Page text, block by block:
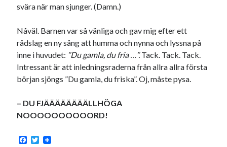
Julkalenderfacit
julkalendern 2021 Julkalendern 2024 konst
kåseri lifvet Lund mat minne
minnen mode musik
nostalgi ord radio recept
reklam resa sekrutt
Stockholm
svära när man sjunger. (Damn.)
Nåväl. Barnen var så vänliga och gav mig efter ett
rådslag en ny sång att humma och nynna och lyssna på
inne i huvudet: ”Du gamla, du fria …”.Tack. Tack. Tack.
Intressant är att inledningsraderna från allra allra första
början sjöngs ”Du gamla, du friska”. Oj, måste pysa.
– DU FJÄÄÄÄÄÄÄÄLLHÖGA
NOOOOOOOOOORD!
F
T